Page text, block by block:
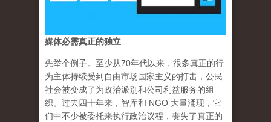
媒体必需真正的独立
先举个例子。至少从70年代以来，很多真正的行
为主体持续受到自由市场国家主义的打击，公民
社会被变成了为政治派别和公司利益服务的组
织。过去四十年来，智库和 NGO 大量涌现，它
们中不少被委托来执行政治议程，丧失了真正的